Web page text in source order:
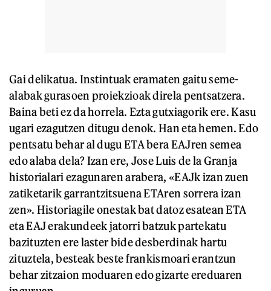
Gai delikatua. Instintuak eramaten gaitu seme-
alabak gurasoen proiekzioak direla pentsatzera.
Baina beti ez da horrela. Ezta gutxiagorik ere. Kasu
ugari ezagutzen ditugu denok. Han eta hemen. Edo
pentsatu behar al dugu ETA bera EAJren semea
edo alaba dela? Izan ere, Jose Luis de la Granja
historialari ezagunaren arabera, «EAJk izan zuen
zatiketarik garrantzitsuena ETAren sorrera izan
zen». Historiagile onestak bat datoz esatean ETA
eta EAJ erakundeek jatorri batzuk partekatu
bazituzten ere laster bide desberdinak hartu
zituztela, besteak beste frankismoari erantzun
behar zitzaion moduaren edo gizarte ereduaren